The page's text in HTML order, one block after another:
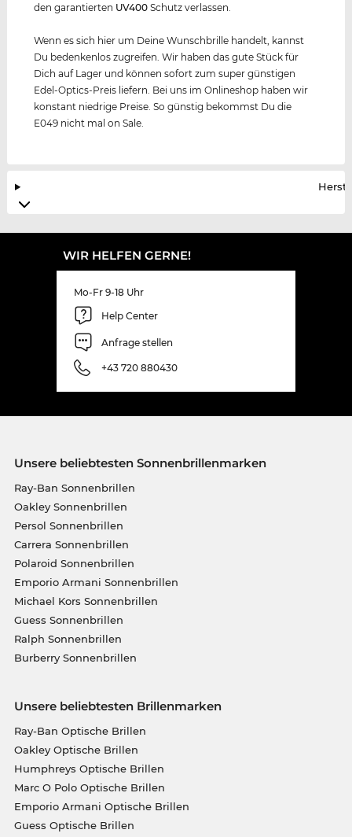
den garantierten UV400 Schutz verlassen.
Wenn es sich hier um Deine Wunschbrille handelt, kannst
Du bedenkenlos zugreifen. Wir haben das gute Stück für
Dich auf Lager und können sofort zum super günstigen
Edel-Optics-Preis liefern. Bei uns im Onlineshop haben wir
konstant niedrige Preise. So günstig bekommst Du die
E049 nicht mal on Sale.
WIR HELFEN GERNE!
Mo-Fr 9-18 Uhr
Help Center
Anfrage stellen
+43 720 880430
Unsere beliebtesten Sonnenbrillenmarken
Ray-Ban Sonnenbrillen
Oakley Sonnenbrillen
Persol Sonnenbrillen
Carrera Sonnenbrillen
Polaroid Sonnenbrillen
Emporio Armani Sonnenbrillen
Michael Kors Sonnenbrillen
Guess Sonnenbrillen
Ralph Sonnenbrillen
Burberry Sonnenbrillen
Unsere beliebtesten Brillenmarken
Ray-Ban Optische Brillen
Oakley Optische Brillen
Humphreys Optische Brillen
Marc O Polo Optische Brillen
Emporio Armani Optische Brillen
Guess Optische Brillen